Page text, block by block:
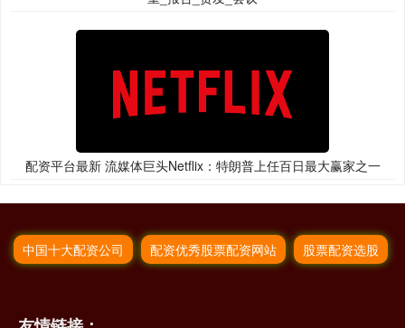
配资平台最新 流媒体巨头Netflix：特朗普上任百日最大赢家之一
中国十大配资公司 配资优秀股票配资网站 股票配资选股